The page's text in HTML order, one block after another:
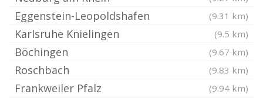
Eggenstein-Leopoldshafen (9.31 km)
Karlsruhe Knielingen (9.5 km)
Böchingen (9.67 km)
Roschbach (9.83 km)
Frankweiler Pfalz (9.94 km)